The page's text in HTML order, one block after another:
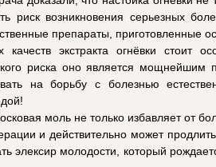
риск возникновения серьезных
препараты, приготовленные
экстракта огнёвки стоит
риска оно является
на борьбу с болезнью
моль не только избавляет от
и действительно может
элексир молодости, который